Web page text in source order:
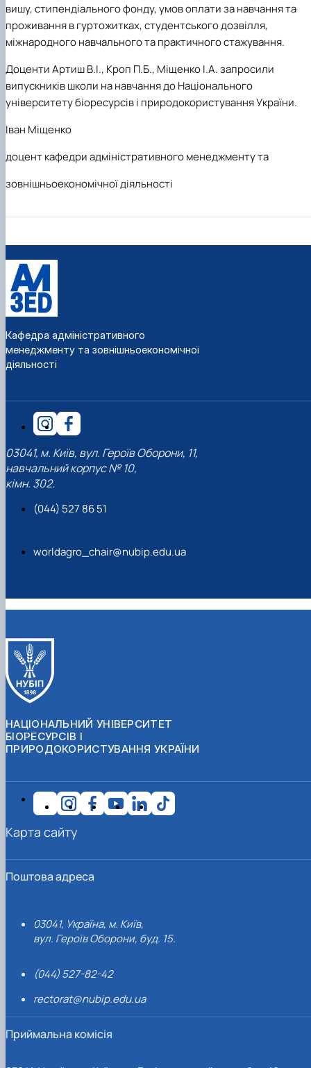
вишу, стипендіального фонду, умов оплати за навчання та
проживання в гуртожитках, студентського дозвілля,
міжнародного навчального та практичного стажування.
ДоцентиАртиш В.І., Кроп П.Б., Міщенко І.А.запросили
випускників школи на навчання до Національного
університету біоресурсів і природокористування України.
Іван Міщенко
доцент кафедри адміністративного менеджменту та
зовнішньоекономічної діяльності
Кафедра адміністративного
менеджменту та зовнішньоекономічної
діяльності
03041, м. Київ, вул. Героїв Оборони, 11,
навчальний корпус № 10,
кімн. 302.
(044) 527 86 51
worldagro_chair@nubip.edu.ua
НАЦІОНАЛЬНИЙ УНІВЕРСИТЕТ
БІОРЕСУРСІВ І
ПРИРОДОКОРИСТУВАННЯ УКРАЇНИ
Поштова адреса
03041, Україна, м. Київ,
вул. Героїв Оборони, буд. 15.
(044) 527-82-42
rectorat@nubip.edu.ua
Приймальна комісія
Карта сайту